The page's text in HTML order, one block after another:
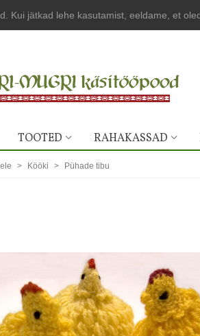
Kui jätkad lehe kasutamist, eeldame, et
TOOTED RAHAKASSAD
> Kööki > Pühade tibu